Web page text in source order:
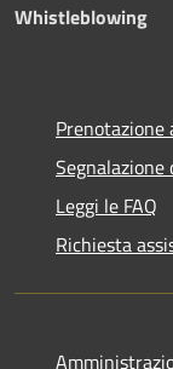
Whistleblowing
Segnalazione
Leggi le FAQ
Richiesta